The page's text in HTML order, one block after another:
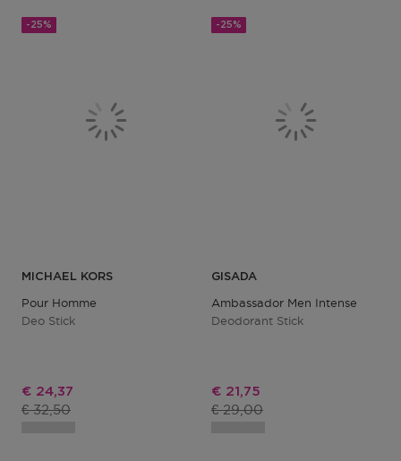
-25%
MICHAEL KORS
Pour Homme
Deo Stick
Kortingsprijs
€ 24,37
Productprijs
€ 32,50
-25%
GISADA
Ambassador Men Intense
Deodorant Stick
Kortingsprijs
€ 21,75
Productprijs
€ 29,00